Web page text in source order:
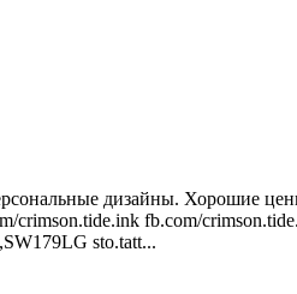
дизайны. Хорошие
crimson.tide.ink fb.com/
sto.tatt...